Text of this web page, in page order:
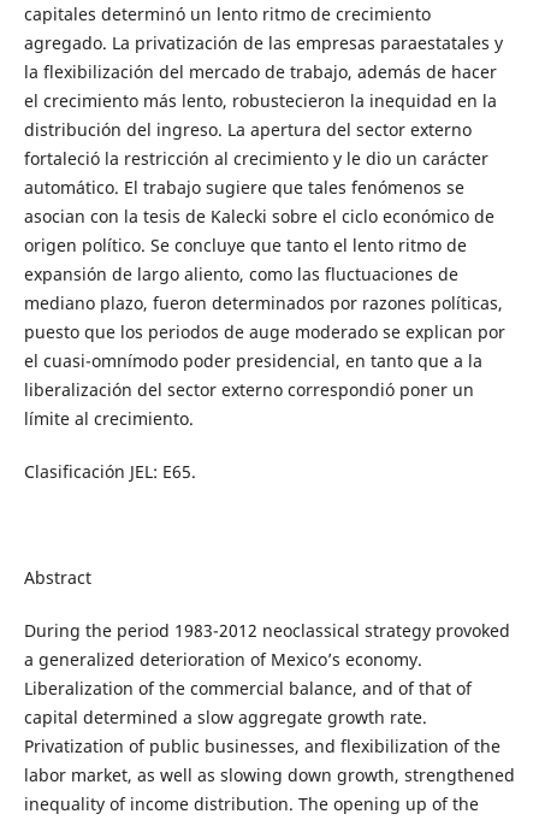
capitales determinó un lento ritmo de crecimiento
agregado. La privatización de las empresas paraestatales y
la flexibilización del mercado de trabajo, además de hacer
el crecimiento más lento, robustecieron la inequidad en la
distribución del ingreso. La apertura del sector externo
fortaleció la restricción al crecimiento y le dio un carácter
automático. El trabajo sugiere que tales fenómenos se
asocian con la tesis de Kalecki sobre el ciclo económico de
origen político. Se concluye que tanto el lento ritmo de
expansión de largo aliento, como las fluctuaciones de
mediano plazo, fueron determinados por razones políticas,
puesto que los periodos de auge moderado se explican por
el cuasi-omnímodo poder presidencial, en tanto que a la
liberalización del sector externo correspondió poner un
límite al crecimiento.
Clasificación JEL: E65.
Abstract
During the period 1983-2012 neoclassical strategy provoked
a generalized deterioration of Mexico’s economy.
Liberalization of the commercial balance, and of that of
capital determined a slow aggregate growth rate.
Privatization of public businesses, and flexibilization of the
labor market, as well as slowing down growth, strengthened
inequality of income distribution. The opening up of the